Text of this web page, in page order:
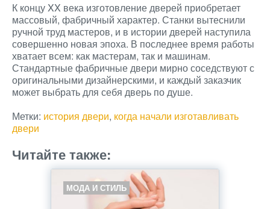
К концу XX века изготовление дверей приобретает
массовый, фабричный характер. Станки вытеснили
ручной труд мастеров, и в истории дверей наступила
совершенно новая эпоха. В последнее время работы
хватает всем: как мастерам, так и машинам.
Стандартные фабричные двери мирно соседствуют с
оригинальными дизайнерскими, и каждый заказчик
может выбрать для себя дверь по душе.
Метки: история двери, когда начали изготавливать
двери
Читайте также:
МОДА И СТИЛЬ